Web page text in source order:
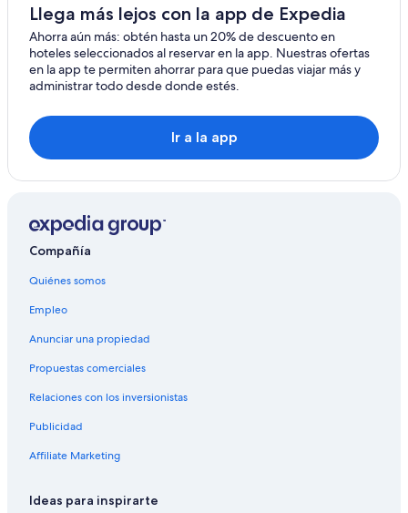
Llega más lejos con la app de Expedia
Ahorra aún más: obtén hasta un 20% de descuento en
hoteles seleccionados al reservar en la app. Nuestras ofertas
en la app te permiten ahorrar para que puedas viajar más y
administrar todo desde donde estés.
Ir a la app
Compañía
Quiénes somos
Empleo
Anunciar una propiedad
Propuestas comerciales
Relaciones con los inversionistas
Publicidad
Affiliate Marketing
Ideas para inspirarte